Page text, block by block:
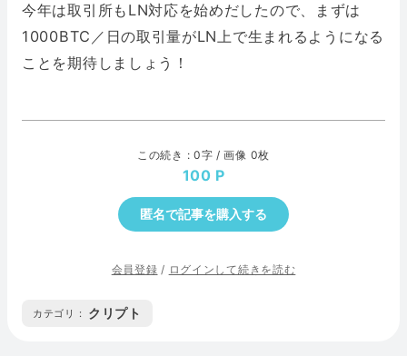
今年は取引所もLN対応を始めだしたので、まずは
1000BTC／日の取引量がLN上で生まれるようになる
ことを期待しましょう！
この続き : 0字 / 画像 0枚
100
匿名で記事を購入する
会員登録 / ログインして続きを読む
カテゴリ : クリプト